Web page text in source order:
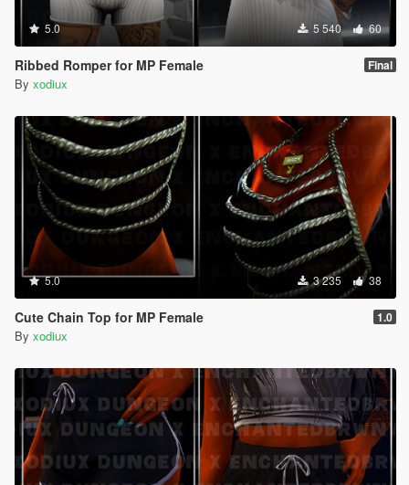
5.0 5 540 60
Ribbed Romper for MP Female Final
By xodiux
5.0 3 235 38
Cute Chain Top for MP Female 1.0
By xodiux